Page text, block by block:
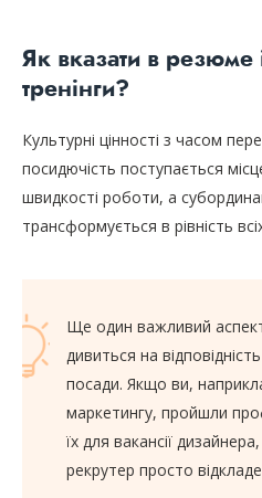
Як вказати в
тренінги?
Культурні цінності з часом
посидючість поступається
швидкості роботи, а
трансформується в рівність
Ще один важливий
дивиться на
посади. Якщо ви,
маркетингу, пройшли
їх для вакансії
рекрутер просто